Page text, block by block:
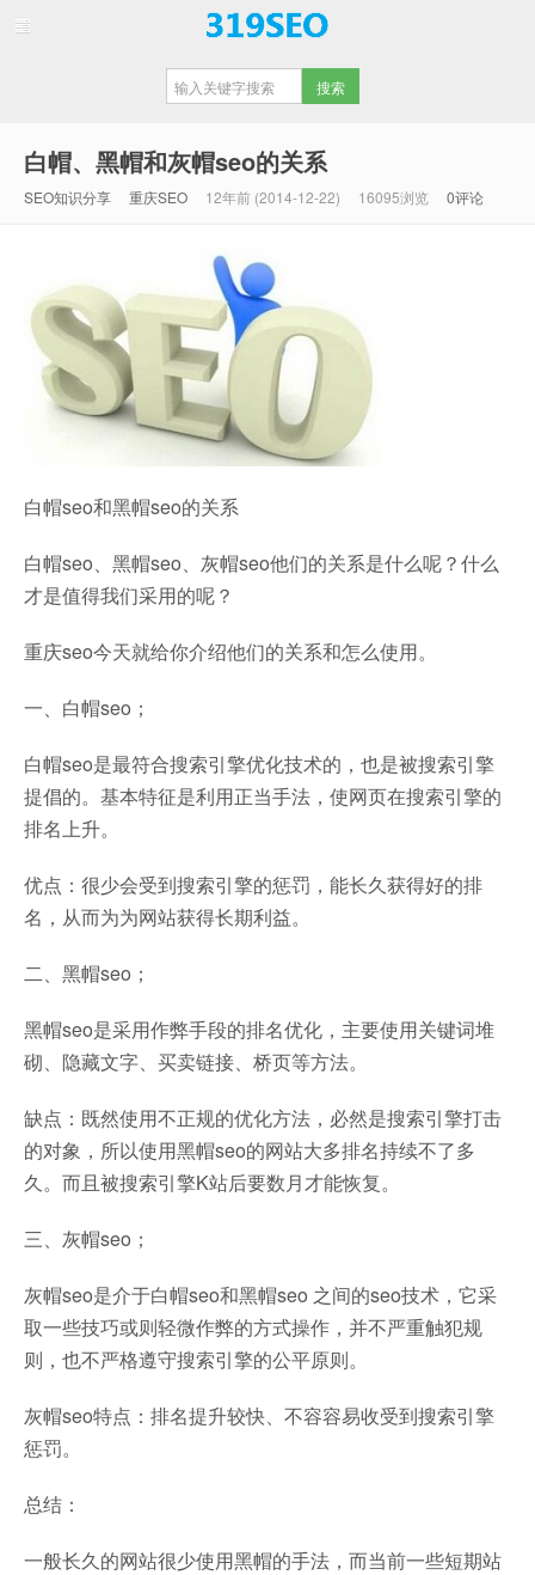
白帽、黑帽和灰帽seo的关系
SEO知识分享 重庆SEO 12年前 (2014-12-22) 16095浏览 0评论
白帽seo和黑帽seo的关系
白帽seo、黑帽seo、灰帽seo他们的关系是什么呢？什么
才是值得我们采用的呢？
重庆seo今天就给你介绍他们的关系和怎么使用。
一、白帽seo；
白帽seo是最符合搜索引擎优化技术的，也是被搜索引擎
提倡的。基本特征是利用正当手法，使网页在搜索引擎的
排名上升。
优点：很少会受到搜索引擎的惩罚，能长久获得好的排
名，从而为为网站获得长期利益。
二、黑帽seo；
黑帽seo是采用作弊手段的排名优化，主要使用关键词堆
砌、隐藏文字、买卖链接、桥页等方法。
缺点：既然使用不正规的优化方法，必然是搜索引擎打击
的对象，所以使用黑帽seo的网站大多排名持续不了多
久。而且被搜索引擎K站后要数月才能恢复。
三、灰帽seo；
灰帽seo是介于白帽seo和黑帽seo 之间的seo技术，它采
取一些技巧或则轻微作弊的方式操作，并不严重触犯规
则，也不严格遵守搜索引擎的公平原则。
灰帽seo特点：排名提升较快、不容容易收受到搜索引擎
惩罚。
总结：
一般长久的网站很少使用黑帽的手法，而当前一些短期站